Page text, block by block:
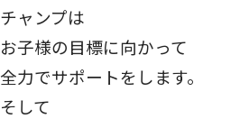
チャンプは
お子様の目標に向かって
全力でサポートをします。
そして